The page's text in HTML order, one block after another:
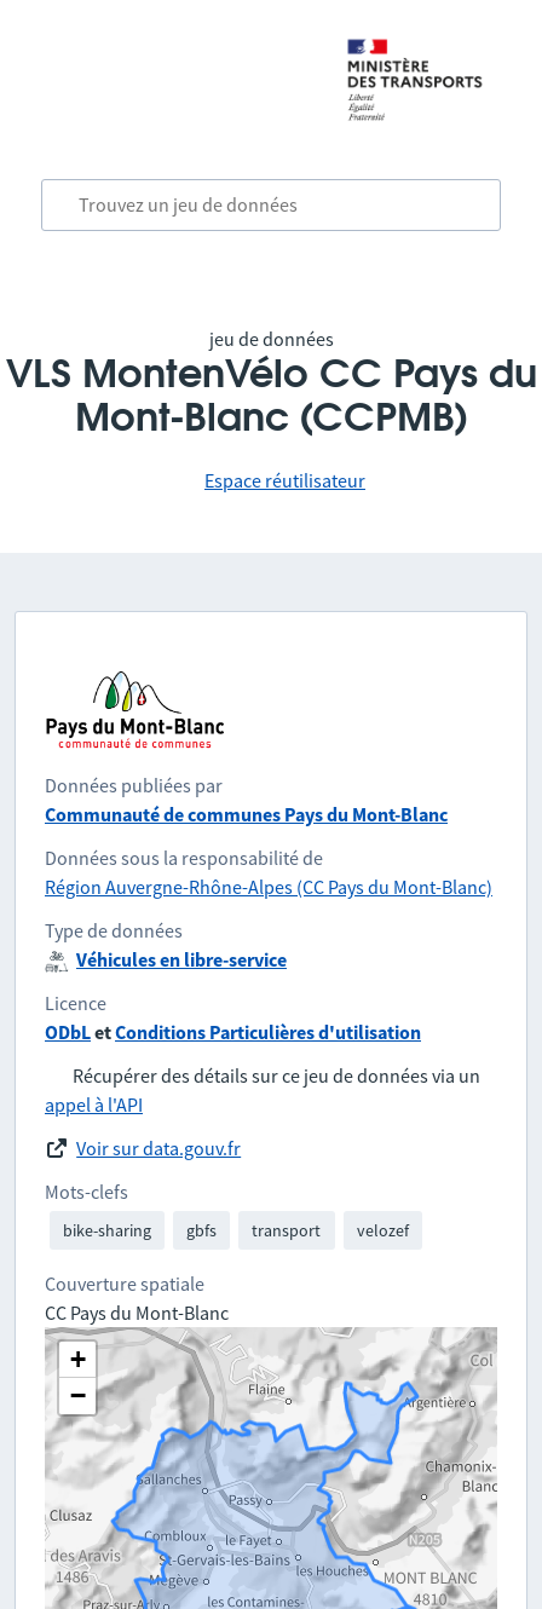
jeu de données
VLS MontenVélo CC Pays du
Mont-Blanc (CCPMB)
Espace réutilisateur
Données publiées par
Communauté de communes Pays du Mont-Blanc
Données sous la responsabilité de
Région Auvergne-Rhône-Alpes (CC Pays du Mont-Blanc)
Type de données
Véhicules en libre-service
Licence
ODbLetConditions Particulières d'utilisation
Récupérer des détails sur ce jeu de données via un
appel à l'API
Voir sur data.gouv.fr
Mots-clefs
bike-sharing gbfs transport velozef
Couverture spatiale
CC Pays du Mont-Blanc
+
−